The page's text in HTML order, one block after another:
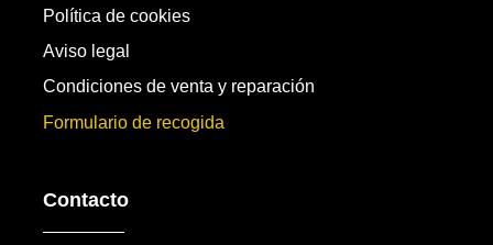
Política de cookies
Aviso legal
Condiciones de venta y reparación
Formulario de recogida
Contacto